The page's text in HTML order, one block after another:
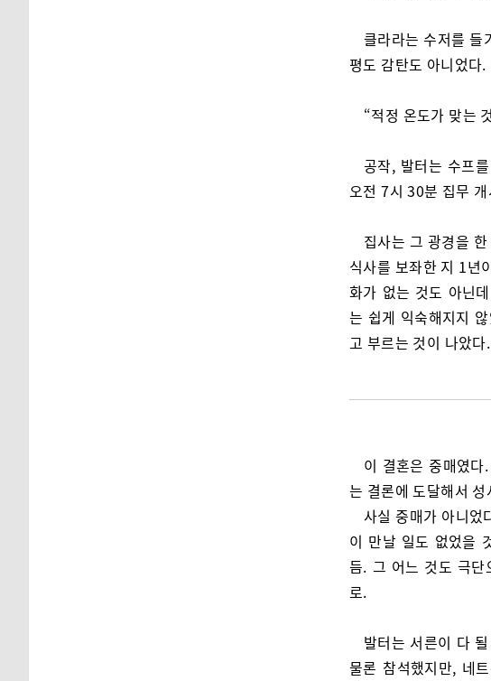
클라라는 수저를 들
평도 감탄도 아니었다
“적정 온도가 맞는
공작, 발터는 수프
오전 7시 30분 집무
집사는 그 광경을
식사를 보좌한 지 1년
화가 없는 것도 아닌
는 쉽게 익숙해지지
고 부르는 것이 나았다.
이 결혼은 중매였다
는 결론에 도달해서
사실 중매가 아니었
이 만날 일도 없었을
듬. 그 어느 것도 극단
로.
발터는 서른이 다
물론 참석했지만, 네